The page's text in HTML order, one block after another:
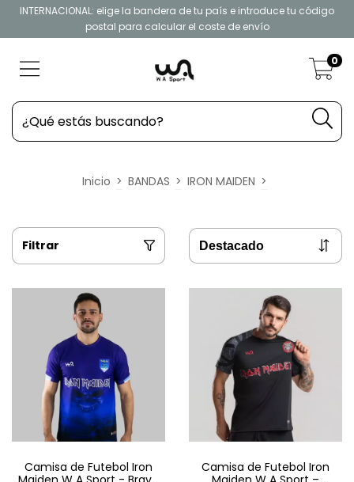
INTERNACIONAL: elige la bandera de tu país e introduce tu código
postal para calcular el coste de envío
0
Inicio > BANDAS > IRON MAIDEN >
Filtrar
Camisa de Futebol Iron
Camisa de Futebol Iron